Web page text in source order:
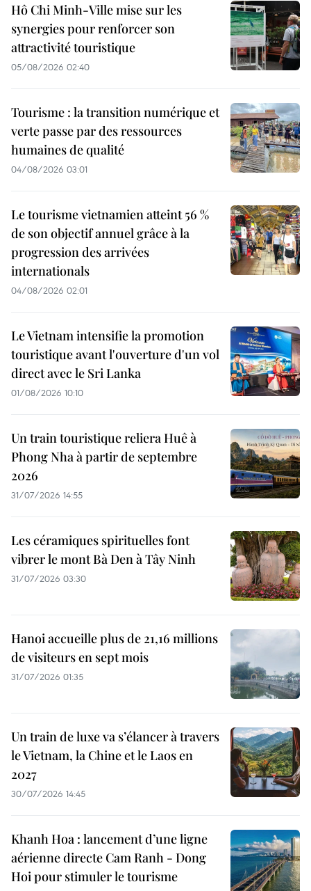
Hô Chi Minh-Ville mise sur les
synergies pour renforcer son
attractivité touristique
05/08/2026 02:40
Tourisme : la transition numérique et
verte passe par des ressources
humaines de qualité
04/08/2026 03:01
Le tourisme vietnamien atteint 56 %
de son objectif annuel grâce à la
progression des arrivées
internationals
04/08/2026 02:01
Le Vietnam intensifie la promotion
touristique avant l'ouverture d'un vol
direct avec le Sri Lanka
01/08/2026 10:10
Un train touristique reliera Huê à
Phong Nha à partir de septembre
2026
31/07/2026 14:55
Les céramiques spirituelles font
vibrer le mont Bà Den à Tây Ninh
31/07/2026 03:30
Hanoi accueille plus de 21,16 millions
de visiteurs en sept mois ​
31/07/2026 01:35
Un train de luxe va s’élancer à travers
le Vietnam, la Chine et le Laos en
2027
30/07/2026 14:45
Khanh Hoa : lancement d’une ligne
aérienne directe Cam Ranh - Dong
Hoi pour stimuler le tourisme